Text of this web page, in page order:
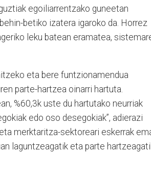
egoiliarrentzako guneetan
betiko izatera igaroko da. Horrez
leku batean eramatea,
eta bere funtzionamendua
parte-hartzea oinarri hartuta.
%60,3k uste du hartutako neurriak
edo oso desegokiak”, adierazi
merktaritza-sektoreari eskerrak
laguntzeagatik eta parte